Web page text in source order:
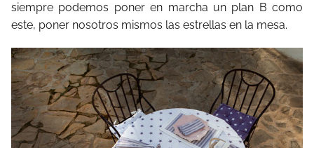
siempre podemos poner en marcha un plan B como
este, poner nosotros mismos las estrellas en la mesa.